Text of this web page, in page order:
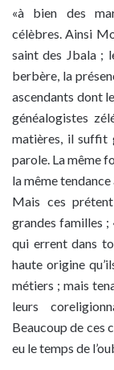
«à bien des
célèbres. Ainsi
saint des Jbala ;
berbère, la
ascendants dont
généalogistes
matières, il suffit
parole. La même
la même
Mais ces
grandes familles ;
qui errent dans
haute origine
métiers ; mais
leurs
Beaucoup de ces
eu le temps de